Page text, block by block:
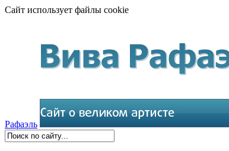
Сайт использует файлы cookie
Рафаэль